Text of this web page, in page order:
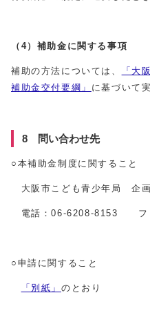
（4）補助金に関する事項
補助の方法については、
「大
補助金交付要綱」 に基づいて
8 問い合わせ先
○本補助金制度に関すること
大阪市こども青少年局 企
電話：06-6208-8153 フ
○申請に関すること
「別紙」のとおり